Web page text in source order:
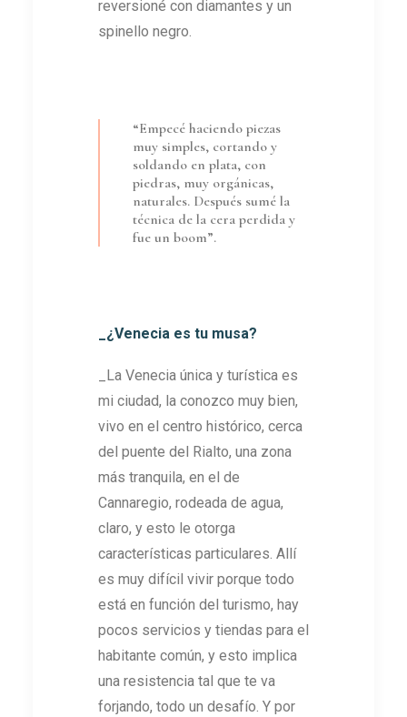
reversioné con diamantes y un
spinello negro.
“Empecé haciendo piezas
muy simples, cortando y
soldando en plata, con
piedras, muy orgánicas,
naturales. Después sumé la
técnica de la cera perdida y
fue un boom”.
_¿Venecia es tu musa?
_La Venecia única y turística es
mi ciudad, la conozco muy bien,
vivo en el centro histórico, cerca
del puente del Rialto, una zona
más tranquila, en el de
Cannaregio, rodeada de agua,
claro, y esto le otorga
características particulares. Allí
es muy difícil vivir porque todo
está en función del turismo, hay
pocos servicios y tiendas para el
habitante común, y esto implica
una resistencia tal que te va
forjando, todo un desafío. Y por